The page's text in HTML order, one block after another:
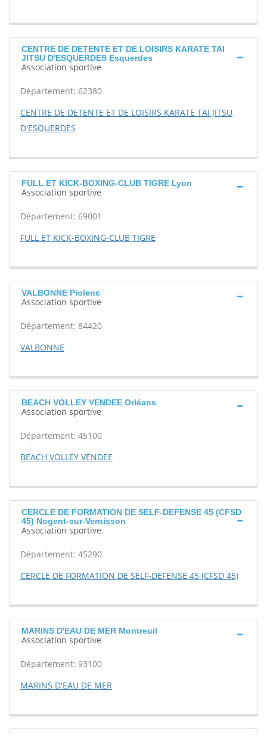
CENTRE DE DETENTE ET DE LOISIRS KARATE TAI
JITSU D'ESQUERDES Esquerdes
Association sportive
Département: 62380
CENTRE DE DETENTE ET DE LOISIRS KARATE TAI JITSU
D'ESQUERDES
FULL ET KICK-BOXING-CLUB TIGRE Lyon
Association sportive
Département: 69001
FULL ET KICK-BOXING-CLUB TIGRE
VALBONNE Piolenc
Association sportive
Département: 84420
VALBONNE
BEACH VOLLEY VENDEE Orléans
Association sportive
Département: 45100
BEACH VOLLEY VENDEE
CERCLE DE FORMATION DE SELF-DEFENSE 45 (CFSD
45) Nogent-sur-Vernisson
Association sportive
Département: 45290
CERCLE DE FORMATION DE SELF-DEFENSE 45 (CFSD 45)
MARINS D'EAU DE MER Montreuil
Association sportive
Département: 93100
MARINS D'EAU DE MER